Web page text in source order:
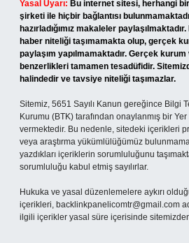
Yasal Uyarı: Bu internet sitesi, herhangi
şirketi ile hiçbir bağlantısı
hazırladığımız makaleler
haber niteliği taşımamakta olup, gerçek
paylaşım yapılmamaktadır. Gerçek
benzerlikleri tamamen tesadüfidir.
halindedir ve tavsiye niteliği taşımazlar.
Sitemiz, 5651 Sayılı Kanun gereğince Bilgi
Kurumu (BTK) tarafından onaylanmış bir
vermektedir. Bu nedenle, sitedeki içerikleri
veya araştırma yükümlülüğümüz
yazdıkları içeriklerin sorumluluğunu
sorumluluğu kabul etmiş sayılırlar.
Hukuka ve yasal düzenlemelere aykırı
içerikleri, backlinkpanelicomtr@gmail.com
ilgili içerikler yasal süre içerisinde sitemizden